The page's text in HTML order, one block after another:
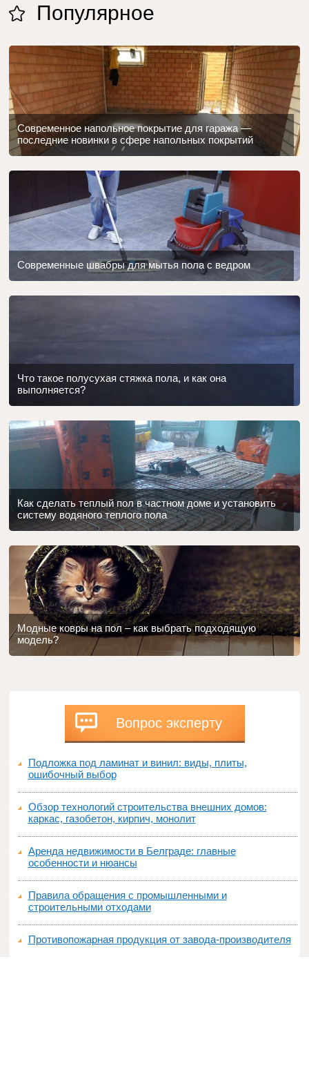
Популярное
Современное напольное покрытие для гаража —
последние новинки в сфере напольных покрытий
Современные швабры для мытья пола с ведром
Что такое полусухая стяжка пола, и как она
выполняется?
Как сделать теплый пол в частном доме и установить
систему водяного теплого пола
Модные ковры на пол – как выбрать подходящую
модель?
Вопрос эксперту
Подложка под ламинат и винил: виды, плиты,
ошибочный выбор
Обзор технологий строительства внешних домов:
каркас, газобетон, кирпич, монолит
Аренда недвижимости в Белграде: главные
особенности и нюансы
Правила обращения с промышленными и
строительными отходами
Противопожарная продукция от завода-производителя